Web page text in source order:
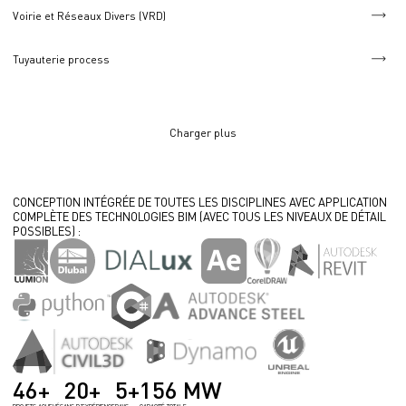
Voirie et Réseaux Divers (VRD)
Tuyauterie process
Charger plus
CONCEPTION INTÉGRÉE DE TOUTES LES DISCIPLINES AVEC APPLICATION
COMPLÈTE DES TECHNOLOGIES BIM (AVEC TOUS LES NIVEAUX DE DÉTAIL
POSSIBLES) :
46+ 20+ 5+156 МW